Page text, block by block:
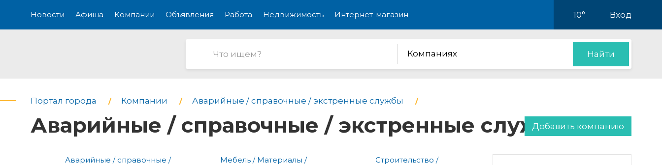
Новости Афиша Компании Объявления Работа Недвижимость Интернет-магазин 10° Вход
Компаниях Найти
Портал города Компании Аварийные / справочные / экстренные службы
Аварийные / справочные / экстренные службыДобавить компанию
Аварийные / справочные /
Мебель / Материалы /
Строительство /